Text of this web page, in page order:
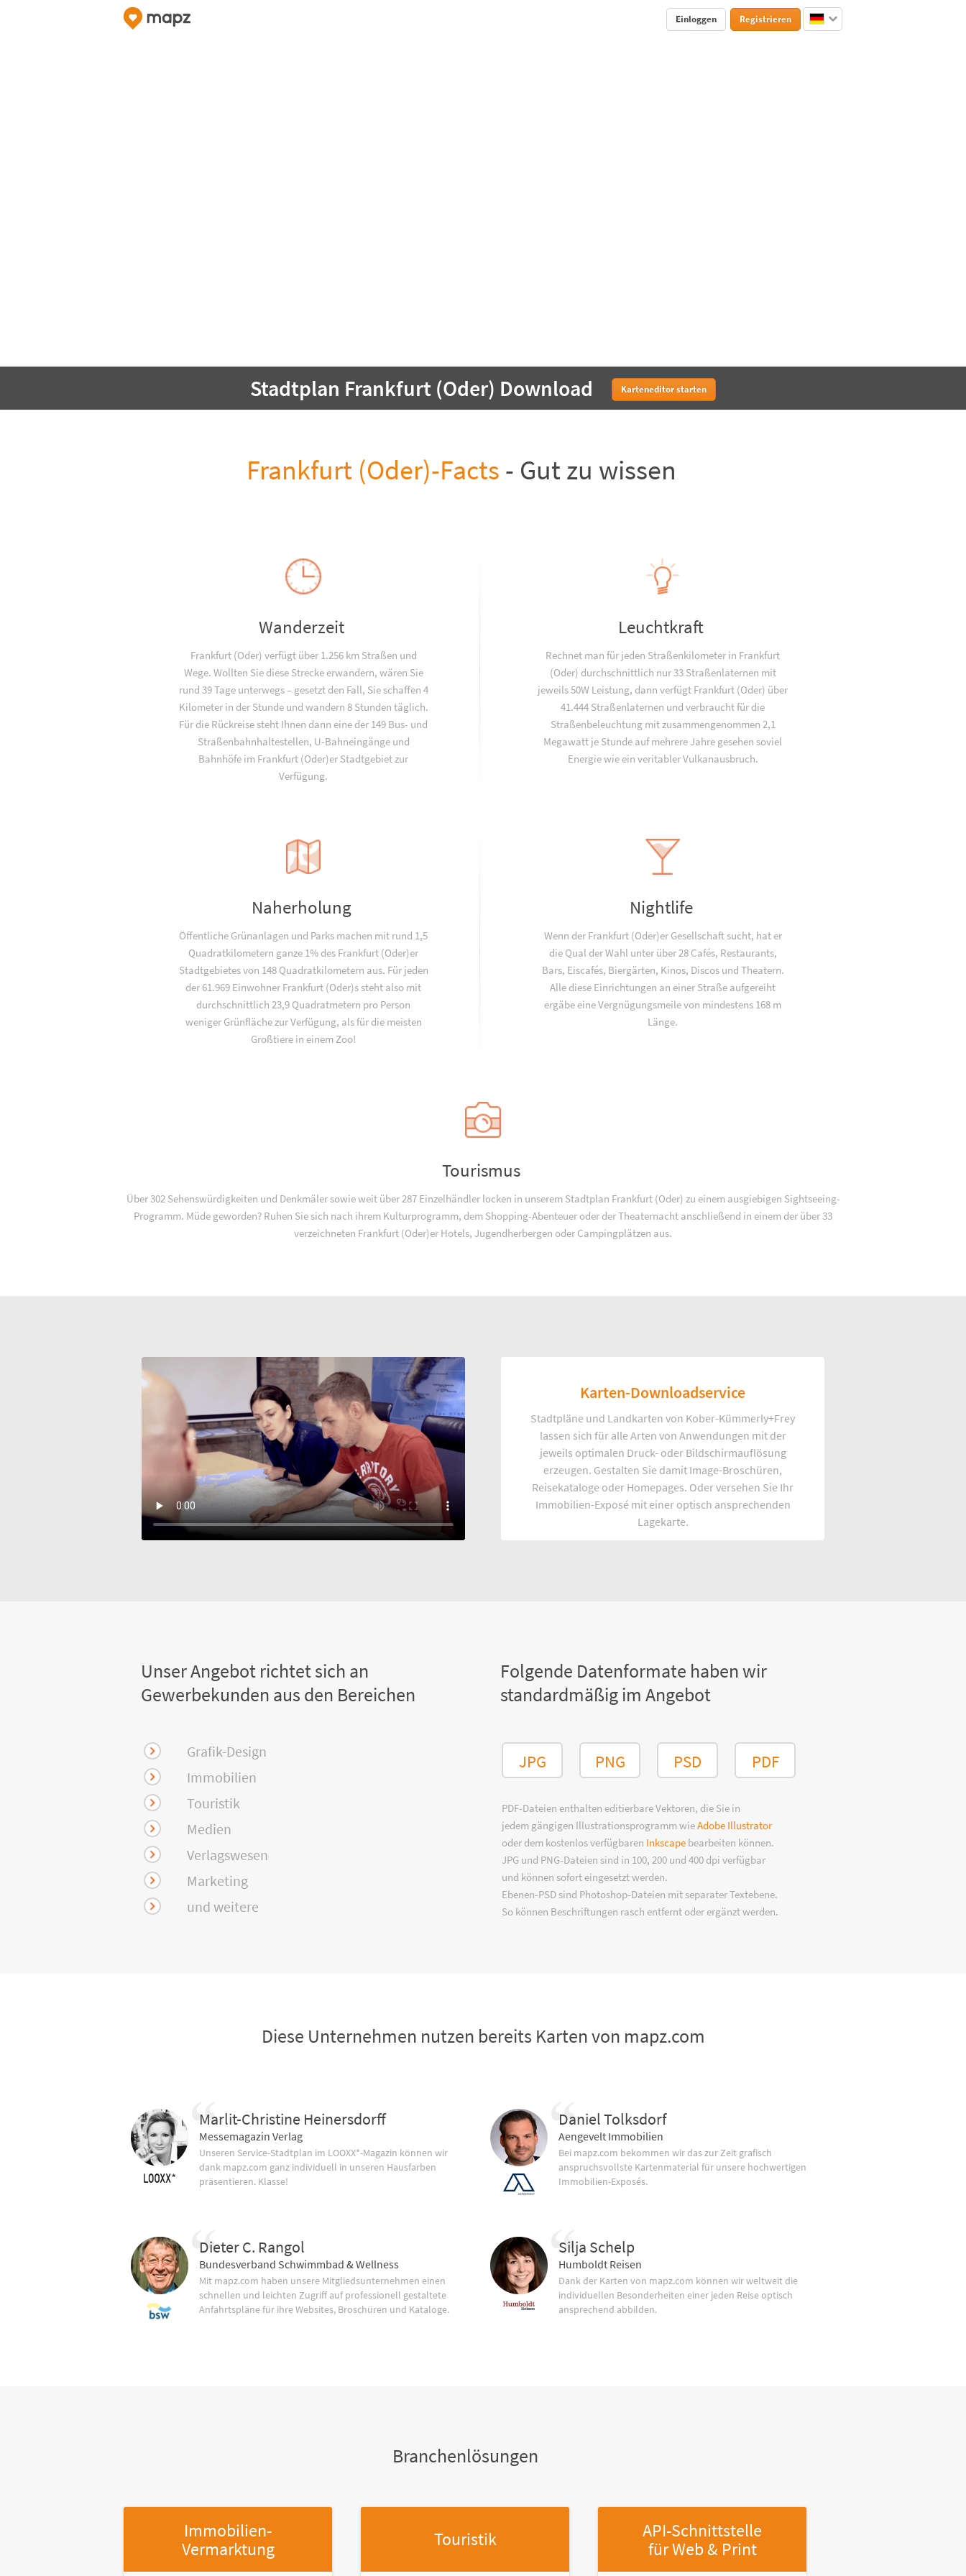
Einloggen Registrieren
Stadtplan Frankfurt (Oder) Download Karteneditor starten
Frankfurt (Oder)-Facts - Gut zu wissen
Wanderzeit
Frankfurt (Oder) verfügt über 1.256 km Straßen und
Wege. Wollten Sie diese Strecke erwandern, wären Sie
rund 39 Tage unterwegs – gesetzt den Fall, Sie schaffen 4
Kilometer in der Stunde und wandern 8 Stunden täglich.
Für die Rückreise steht Ihnen dann eine der 149 Bus- und
Straßenbahnhaltestellen, U-Bahneingänge und
Bahnhöfe im Frankfurt (Oder)er Stadtgebiet zur
Verfügung.
Leuchtkraft
Rechnet man für jeden Straßenkilometer in Frankfurt
(Oder) durchschnittlich nur 33 Straßenlaternen mit
jeweils 50W Leistung, dann verfügt Frankfurt (Oder) über
41.444 Straßenlaternen und verbraucht für die
Straßenbeleuchtung mit zusammengenommen 2,1
Megawatt je Stunde auf mehrere Jahre gesehen soviel
Energie wie ein veritabler Vulkanausbruch.
Naherholung
Öffentliche Grünanlagen und Parks machen mit rund 1,5
Quadratkilometern ganze 1% des Frankfurt (Oder)er
Stadtgebietes von 148 Quadratkilometern aus. Für jeden
der 61.969 Einwohner Frankfurt (Oder)s steht also mit
durchschnittlich 23,9 Quadratmetern pro Person
weniger Grünfläche zur Verfügung, als für die meisten
Großtiere in einem Zoo!
Nightlife
Wenn der Frankfurt (Oder)er Gesellschaft sucht, hat er
die Qual der Wahl unter über 28 Cafés, Restaurants,
Bars, Eiscafés, Biergärten, Kinos, Discos und Theatern.
Alle diese Einrichtungen an einer Straße aufgereiht
ergäbe eine Vergnügungsmeile von mindestens 168 m
Länge.
Tourismus
Über 302 Sehenswürdigkeiten und Denkmäler sowie weit über 287 Einzelhändler locken in unserem Stadtplan Frankfurt (Oder) zu einem ausgiebigen Sightseeing-
Programm. Müde geworden? Ruhen Sie sich nach ihrem Kulturprogramm, dem Shopping-Abenteuer oder der Theaternacht anschließend in einem der über 33
verzeichneten Frankfurt (Oder)er Hotels, Jugend­­herbergen oder Campingplätzen aus.
Karten-Downloadservice
Stadtpläne und Landkarten von Kober-Kümmerly+Frey
lassen sich für alle Arten von Anwendungen mit der
jeweils optimalen Druck- oder Bildschirmauflösung
erzeugen. Gestalten Sie damit Image-Broschüren,
Reisekataloge oder Homepages. Oder versehen Sie Ihr
Immobilien-Exposé mit einer optisch ansprechenden
Lagekarte.
Unser Angebot richtet sich an
Gewerbekunden aus den Bereichen
Grafik-Design
Immobilien
Touristik
Medien
Verlagswesen
Marketing
und weitere
Folgende Datenformate haben wir
standardmäßig im Angebot
JPG PNG PSD PDF
PDF-Dateien enthalten editierbare Vektoren, die Sie in
jedem gängigen Illustrationsprogramm wieAdobe Illustrator
oder dem kostenlos verfügbaren Inkscape bearbeiten können.
JPG und PNG-Dateien sind in 100, 200 und 400 dpi verfügbar
und können sofort eingesetzt werden.
Ebenen-PSD sind Photoshop-Dateien mit separater Textebene.
So können Beschriftungen rasch entfernt oder ergänzt werden.
Diese Unternehmen nutzen bereits Karten von mapz.com
Marlit-Christine Heinersdorff
Messemagazin Verlag
Unseren Service-Stadtplan im LOOXX*-Magazin können wir
dank mapz.com ganz individuell in unseren Hausfarben
präsentieren. Klasse!
Dieter C. Rangol
Bundesverband Schwimmbad & Wellness
Mit mapz.com haben unsere Mitgliedsunternehmen einen
schnellen und leichten Zugriff auf professionell gestaltete
Anfahrtspläne für ihre Websites, Broschüren und Kataloge.
Daniel Tolksdorf
Aengevelt Immobilien
Bei mapz.com bekommen wir das zur Zeit grafisch
anspruchsvollste Kartenmaterial für unsere hochwertigen
Immobilien-Exposés.
Silja Schelp
Humboldt Reisen
Dank der Karten von mapz.com können wir weltweit die
individuellen Besonderheiten einer jeden Reise optisch
ansprechend abbilden.
Branchenlösungen
Immobilien-
Vermarktung
Touristik
API-Schnittstelle
für Web & Print